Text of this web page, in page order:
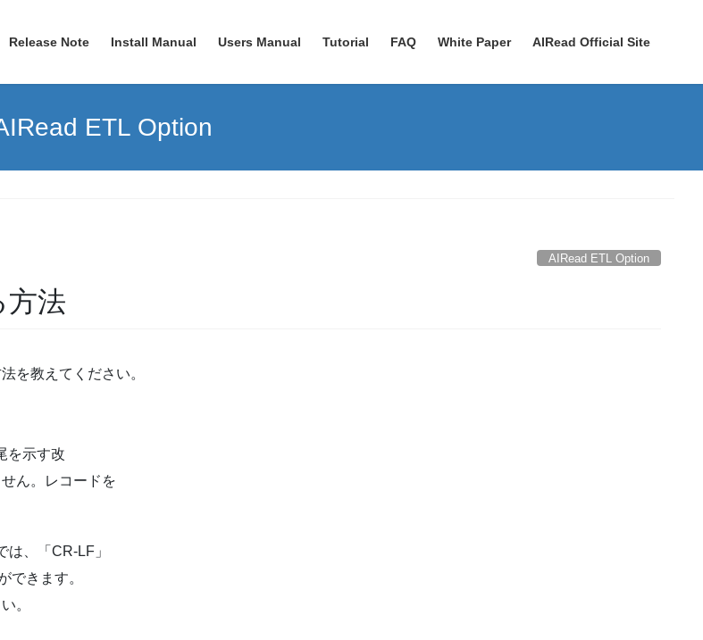
Release Note Install Manual Users Manual Tutorial FAQ White Paper AIRead Official Site
ETL Option
AIRead ETL Option
方法
を教えてください。
を示す改
ん。レコードを
、「CR-LF」
できます。
。